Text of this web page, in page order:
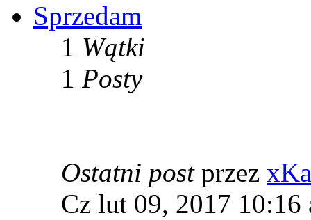
Sprzedam
1 Wątki
1 Posty
Ostatni postprzez
Cz lut 09, 2017 10:16